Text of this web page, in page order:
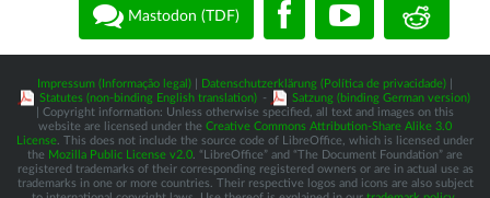
Mastodon (TDF)
Impressum (Informação legal) Datenschutzerklärung (Política de privacidade)
Statutes (non-binding English translation) -
Satzung (binding German version)
| Copyright information: Unless otherwise specified, all text and images on this
website are licensed under the Creative Commons Attribution-Share Alike 3.0
License . This does not include the source code of LibreOffice, which is licensed under
the Mozilla Public License v2.0 . “LibreOffice” and “The Document Foundation” are
registered trademarks of their corresponding registered owners or are in actual use as
trademarks in one or more countries. Their respective logos and icons are also subject